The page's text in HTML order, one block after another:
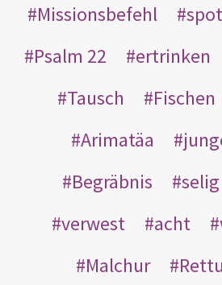
Missionsbefehl
Psalm 22
ertrinken
Tausch
Fischen
Arimatäa
Begräbnis
selig
verwest
acht
Malchur